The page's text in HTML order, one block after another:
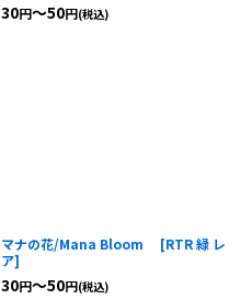
30円～50円(税込)
マナの花/Mana Bloom [RTR 緑 レ
ア]
30円～50円(税込)